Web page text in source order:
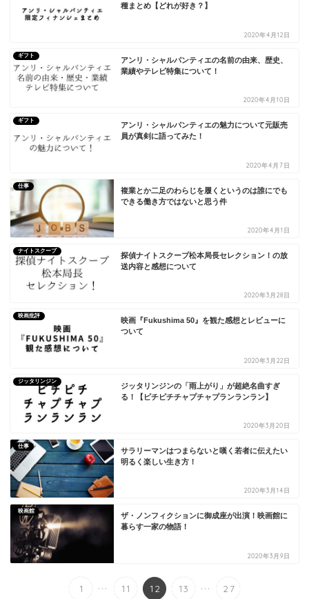
種まとめ【どれが好き？】
2020年4月12日
ギフト
アンリ・シャルパンティエの名前の由来、歴史、
業績やテレビ特集について！
2020年4月10日
ギフト
アンリ・シャルパンティエの魅力について元販売
員が真剣に語ってみた！
2020年4月7日
仕事
複業とか二足のわらじを履くというのは誰にでも
できる働き方ではないと思う件
2020年4月1日
ナイトスクープ
探偵ナイトスクープ松本局長セレクション！の放
送内容と感想について
2020年3月28日
映画批評
映画『Fukushima 50』を観た感想とレビューに
ついて
2020年3月22日
ジッタリンジン
ジッタリンジンの「雨上がり」が超絶名曲すぎ
る！【ピチピチチャプチャプランランラン】
2020年3月20日
仕事
サラリーマンはつまらないと嘆く若者に伝えたい
明るく楽しい生き方！
2020年3月14日
映画館
ザ・ノンフィクションに御成座が出演！映画館に
暮らす一家の物語！
2020年3月9日
1 ... 11 12 13 ... 27